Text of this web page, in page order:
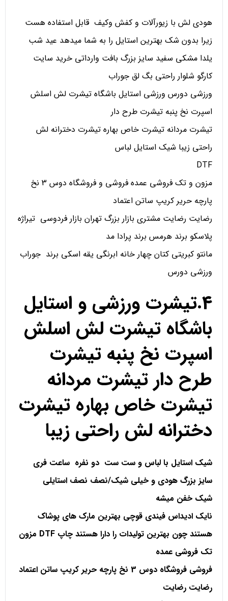
هودی لش با زیورآلات و کفش وکیف قابل استفاده هست
زیرا بدون شک بهترین استایل را به شما میدهد عید شب
یلدا مشکی سفید سایز بزرگ بافت وارداتی خرید سایت
کارگو شلوار راحتی بگ لق جوراب
ورزشی دورس ورزشی استایل باشگاه تیشرت لش اسلش
اسپرت نخ پنبه تیشرت طرح دار
تیشرت مردانه تیشرت خاص بهاره تیشرت دخترانه لش
راحتی زیبا شیک استایل لباس
DTF
مزون و تک فروشی عمده فروشی و فروشگاه دوس 3 نخ
پارچه حریر کریپ ساتن اعتماد
رضایت رضایت مشتری بازار بزرگ تهران بازار فردوسی تیراژه
پلاسکو برند هرمس برند پرادا مد
مانتو کبریتی کتان چهار خانه ابرنگی یقه اسکی برند جوراب
ورزشی دورس
4.تیشرت ورزشی و استایل
باشگاه تیشرت لش اسلش
اسپرت نخ پنبه تیشرت
طرح دار تیشرت مردانه
تیشرت خاص بهاره تیشرت
دخترانه لش راحتی زیبا
شیک استایل با لباس و ست ست دو نفره ساعت فری
سایز بزرگ هودی و خیلی شیک/نصف نصف استایلی
شیک خفن میشه
نایک ادیداس فیندی قوچی بهترین مارک های پوشاک
هستند چون بهترین تولیدات را دارا هستند چاپ
DTF مزون
تک فروشی عمده
فروشی فروشگاه دوس 3 نخ پارچه حریر کریپ ساتن اعتماد
رضایت رضایت